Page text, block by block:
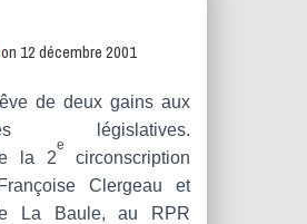
on 12 décembre 2001
de deux gains aux
législatives.
la 2
e
circonscription
Clergeau et
La Baule, au RPR